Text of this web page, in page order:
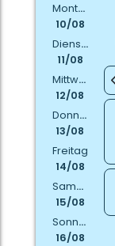
Montag
10/08
Dienstag
11/08
Mittwoch
12/08
Donnerstag
13/08
Freitag
14/08
Samstag
15/08
Sonntag
16/08